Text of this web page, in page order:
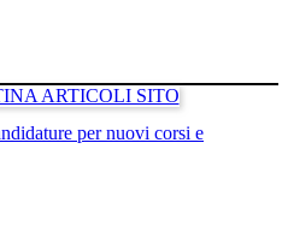
per nuovi corsi e